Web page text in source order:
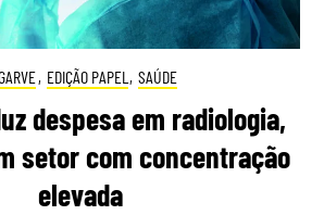
, EDIÇÃO PAPEL , SAÚDE
despesa em radiologia,
setor com concentração
elevada